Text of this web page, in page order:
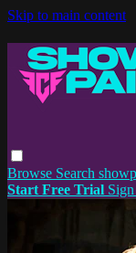
Skip to main content
Browse Search
Start Free Trial